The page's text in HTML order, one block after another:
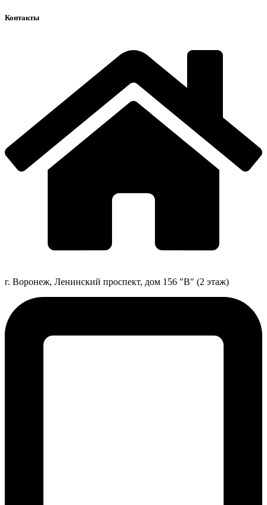
Контакты
г. Воронеж, Ленинский проспект, дом 156 "В" (2 этаж)